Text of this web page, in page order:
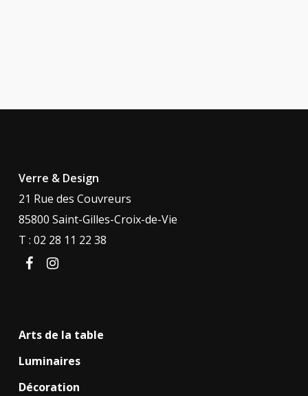
Verre & Design
21 Rue des Couvreurs
85800 Saint-Gilles-Croix-de-Vie
T : 02 28 11 22 38
facebookinstagram
Arts de la table
Luminaires
Décoration